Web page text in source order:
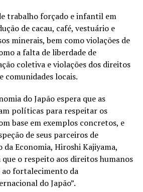
trabalho forçado e infantil em
de cacau, café, vestuário e
minerais, bem como violações de
a falta de liberdade de
coletiva e violações dos direitos
comunidades locais.
do Japão espera que as
políticas para respeitar os
base em exemplos concretos, e
de seus parceiros de
Economia, Hiroshi Kajiyama,
que o respeito aos direitos humanos
ao fortalecimento da
do Japão”.